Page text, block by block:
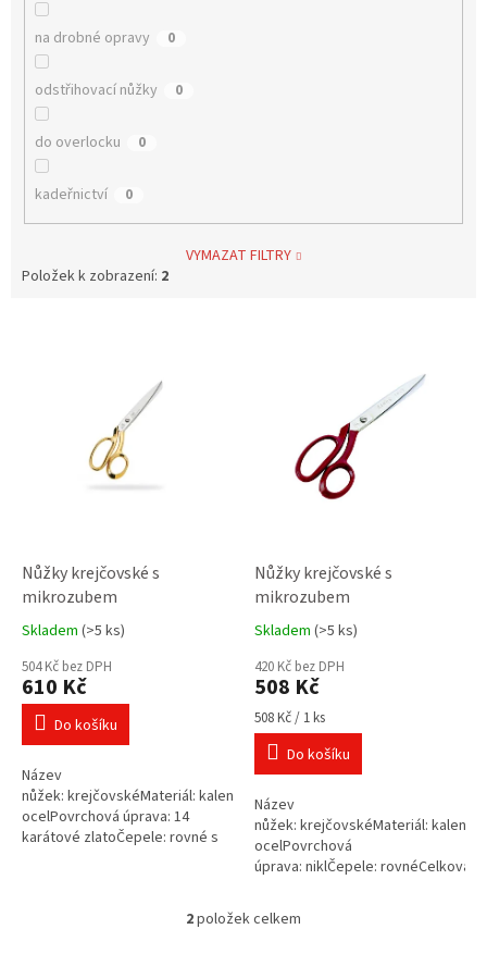
na drobné opravy 0
odstřihovací nůžky 0
do overlocku 0
kadeřnictví 0
VYMAZAT FILTRY
Položek k zobrazení: 2
Nůžky krejčovské s
mikrozubem
Průměrné
hodnocení
produktu
je
4,5
hvězdiček.
Skladem (>5 ks)
504 Kč bez DPH
610 Kč
Do košíku
Název
nůžek: krejčovskéMateriál: kalená
ocelPovrchová úprava: 14
karátové zlatoČepele: rovné s
Nůžky krejčovské s
mikrozubem
Průměrné
hodnocení
produktu
je
3,3
z
hvězdiček.
Skladem (>5 ks)
420 Kč bez DPH
508 Kč
Měrná
cena:
508 Kč / 1 ks
Do košíku
Název
nůžek: krejčovskéMateriál: kalená
ocelPovrchová
úprava: niklČepele: rovnéCelková
O
2položek celkem